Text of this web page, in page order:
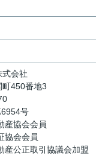
式会社
450番地3
号
産協会会員
協会会員
産公正取引協議会加盟